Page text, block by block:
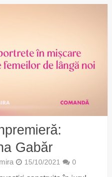
Gabăr
15/10/2021 0